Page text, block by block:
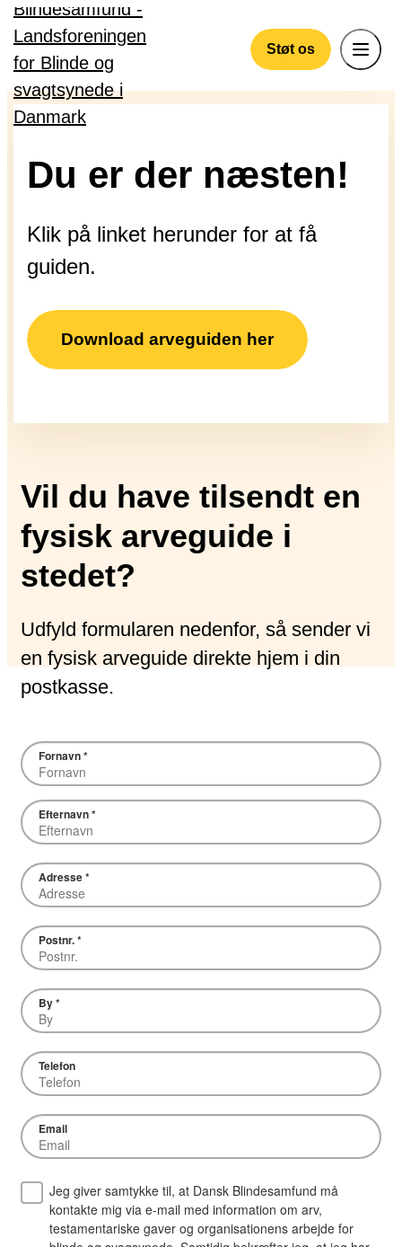
Gå til hovedindhold
Støt os
Du er der næsten!
Klik på linket herunder for at få
guiden.
Download arveguiden her
Vil du have tilsendt en
fysisk arveguide i
stedet?
Udfyld formularen nedenfor, så sender vi
en fysisk arveguide direkte hjem i din
postkasse.